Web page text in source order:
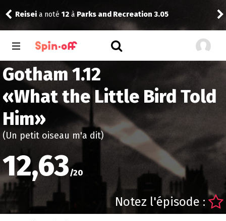
Reisei a noté 12 à Parks and Recreation 3.05
Gotham 1.12
«What the Little Bird Told
Him»
(Un petit oiseau m'a dit)
12,63/20
Notez l'épisode :